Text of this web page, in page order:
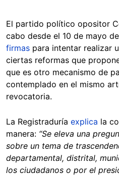
El partido político opositor
cabo desde el 10 de mayo
firmas para intentar realizar
ciertas reformas que
que es otro mecanismo de
contemplado en el mismo
revocatoria.
La Registraduría explica la
manera: “Se eleva una
sobre un tema de
departamental, distrital,
los ciudadanos o por el